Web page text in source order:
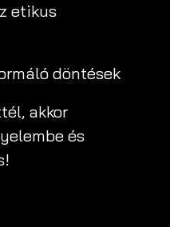
etikus
döntések
akkor
és